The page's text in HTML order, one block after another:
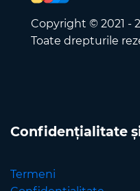
Copyright © 2021 -
Toate drepturile
Confidențialitate
Termeni